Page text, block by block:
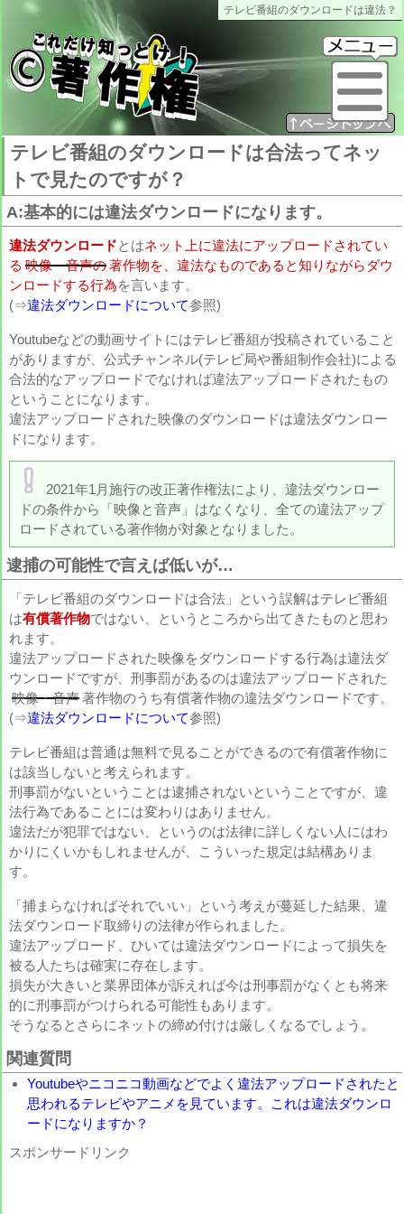
テレビ番組のダウンロードは違法？
これだけ知っとけ著作権
テレビ番組のダウンロードは合法ってネッ
トで見たのですが？
A:基本的には違法ダウンロードになります。
違法ダウンロードとはネット上に違法にアップロードされてい
る 映像・音声の著作物を、違法なものであると知りながらダウ
ンロードする行為を言います。
(⇒違法ダウンロードについて参照)
Youtubeなどの動画サイトにはテレビ番組が投稿されていること
がありますが、公式チャンネル(テレビ局や番組制作会社)による
合法的なアップロードでなければ違法アップロードされたもの
ということになります。
違法アップロードされた映像のダウンロードは違法ダウンロー
ドになります。
2021年1月施行の改正著作権法により、違法ダウンロー
ドの条件から「映像と音声」はなくなり、全ての違法アップ
ロードされている著作物が対象となりました。
逮捕の可能性で言えば低いが…
「テレビ番組のダウンロードは合法」という誤解はテレビ番組
は有償著作物ではない、というところから出てきたものと思わ
れます。
違法アップロードされた映像をダウンロードする行為は違法ダ
ウンロードですが、刑事罰があるのは違法アップロードされた
映像・音声著作物のうち有償著作物の違法ダウンロードです。
(⇒違法ダウンロードについて参照)
テレビ番組は普通は無料で見ることができるので有償著作物に
は該当しないと考えられます。
刑事罰がないということは逮捕されないということですが、違
法行為であることには変わりはありません。
違法だが犯罪ではない、というのは法律に詳しくない人にはわ
かりにくいかもしれませんが、こういった規定は結構ありま
す。
「捕まらなければそれでいい」という考えが蔓延した結果、違
法ダウンロード取締りの法律が作られました。
違法アップロード、ひいては違法ダウンロードによって損失を
被る人たちは確実に存在します。
損失が大きいと業界団体が訴えれば今は刑事罰がなくとも将来
的に刑事罰がつけられる可能性もあります。
そうなるとさらにネットの締め付けは厳しくなるでしょう。
関連質問
Youtubeやニコニコ動画などでよく違法アップロードされたと
思われるテレビやアニメを見ています。これは違法ダウンロ
ードになりますか？
スポンサードリンク